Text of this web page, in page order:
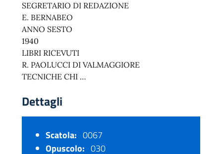
SEGRETARIO DI REDAZIONE
E. BERNABEO
ANNO SESTO
1940
LIBRI RICEVUTI
R. PAOLUCCI DI VALMAGGIORE
TECNICHE CHI …
Dettagli
Scatola: 0067
Opuscolo: 030